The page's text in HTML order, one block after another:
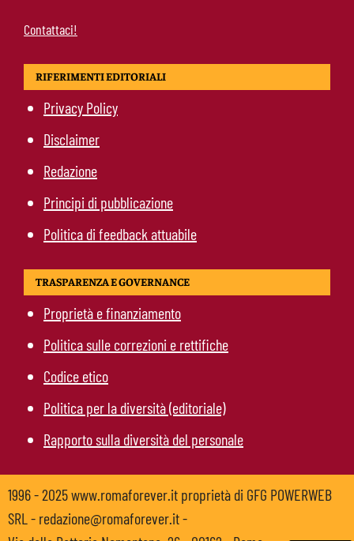
Contattaci!
RIFERIMENTI EDITORIALI
Privacy Policy
Disclaimer
Redazione
Principi di pubblicazione
Politica di feedback attuabile
TRASPARENZA E GOVERNANCE
Proprietà e finanziamento
Politica sulle correzioni e rettifiche
Codice etico
Politica per la diversità (editoriale)
Rapporto sulla diversità del personale
1996 - 2025 www.romaforever.it proprietà di GFG POWERWEB
SRL - redazione@romaforever.it -